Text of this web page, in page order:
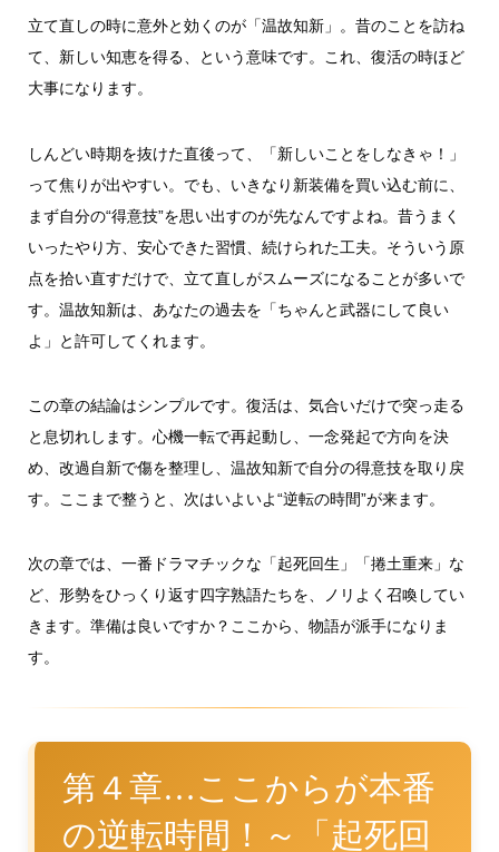
立て直しの時に意外と効くのが「温故知新」。昔のことを訪ね
て、新しい知恵を得る、という意味です。これ、復活の時ほど
大事になります。
しんどい時期を抜けた直後って、「新しいことをしなきゃ！」
って焦りが出やすい。でも、いきなり新装備を買い込む前に、
まず自分の“得意技”を思い出すのが先なんですよね。昔うまく
いったやり方、安心できた習慣、続けられた工夫。そういう原
点を拾い直すだけで、立て直しがスムーズになることが多いで
す。温故知新は、あなたの過去を「ちゃんと武器にして良い
よ」と許可してくれます。
この章の結論はシンプルです。復活は、気合いだけで突っ走る
と息切れします。心機一転で再起動し、一念発起で方向を決
め、改過自新で傷を整理し、温故知新で自分の得意技を取り戻
す。ここまで整うと、次はいよいよ“逆転の時間”が来ます。
次の章では、一番ドラマチックな「起死回生」「捲土重来」な
ど、形勢をひっくり返す四字熟語たちを、ノリよく召喚してい
きます。準備は良いですか？ここから、物語が派手になりま
す。
第４章…ここからが本番
の逆転時間！～「起死回